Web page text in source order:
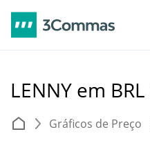
LENNY em BRL
Gráficos de Preço